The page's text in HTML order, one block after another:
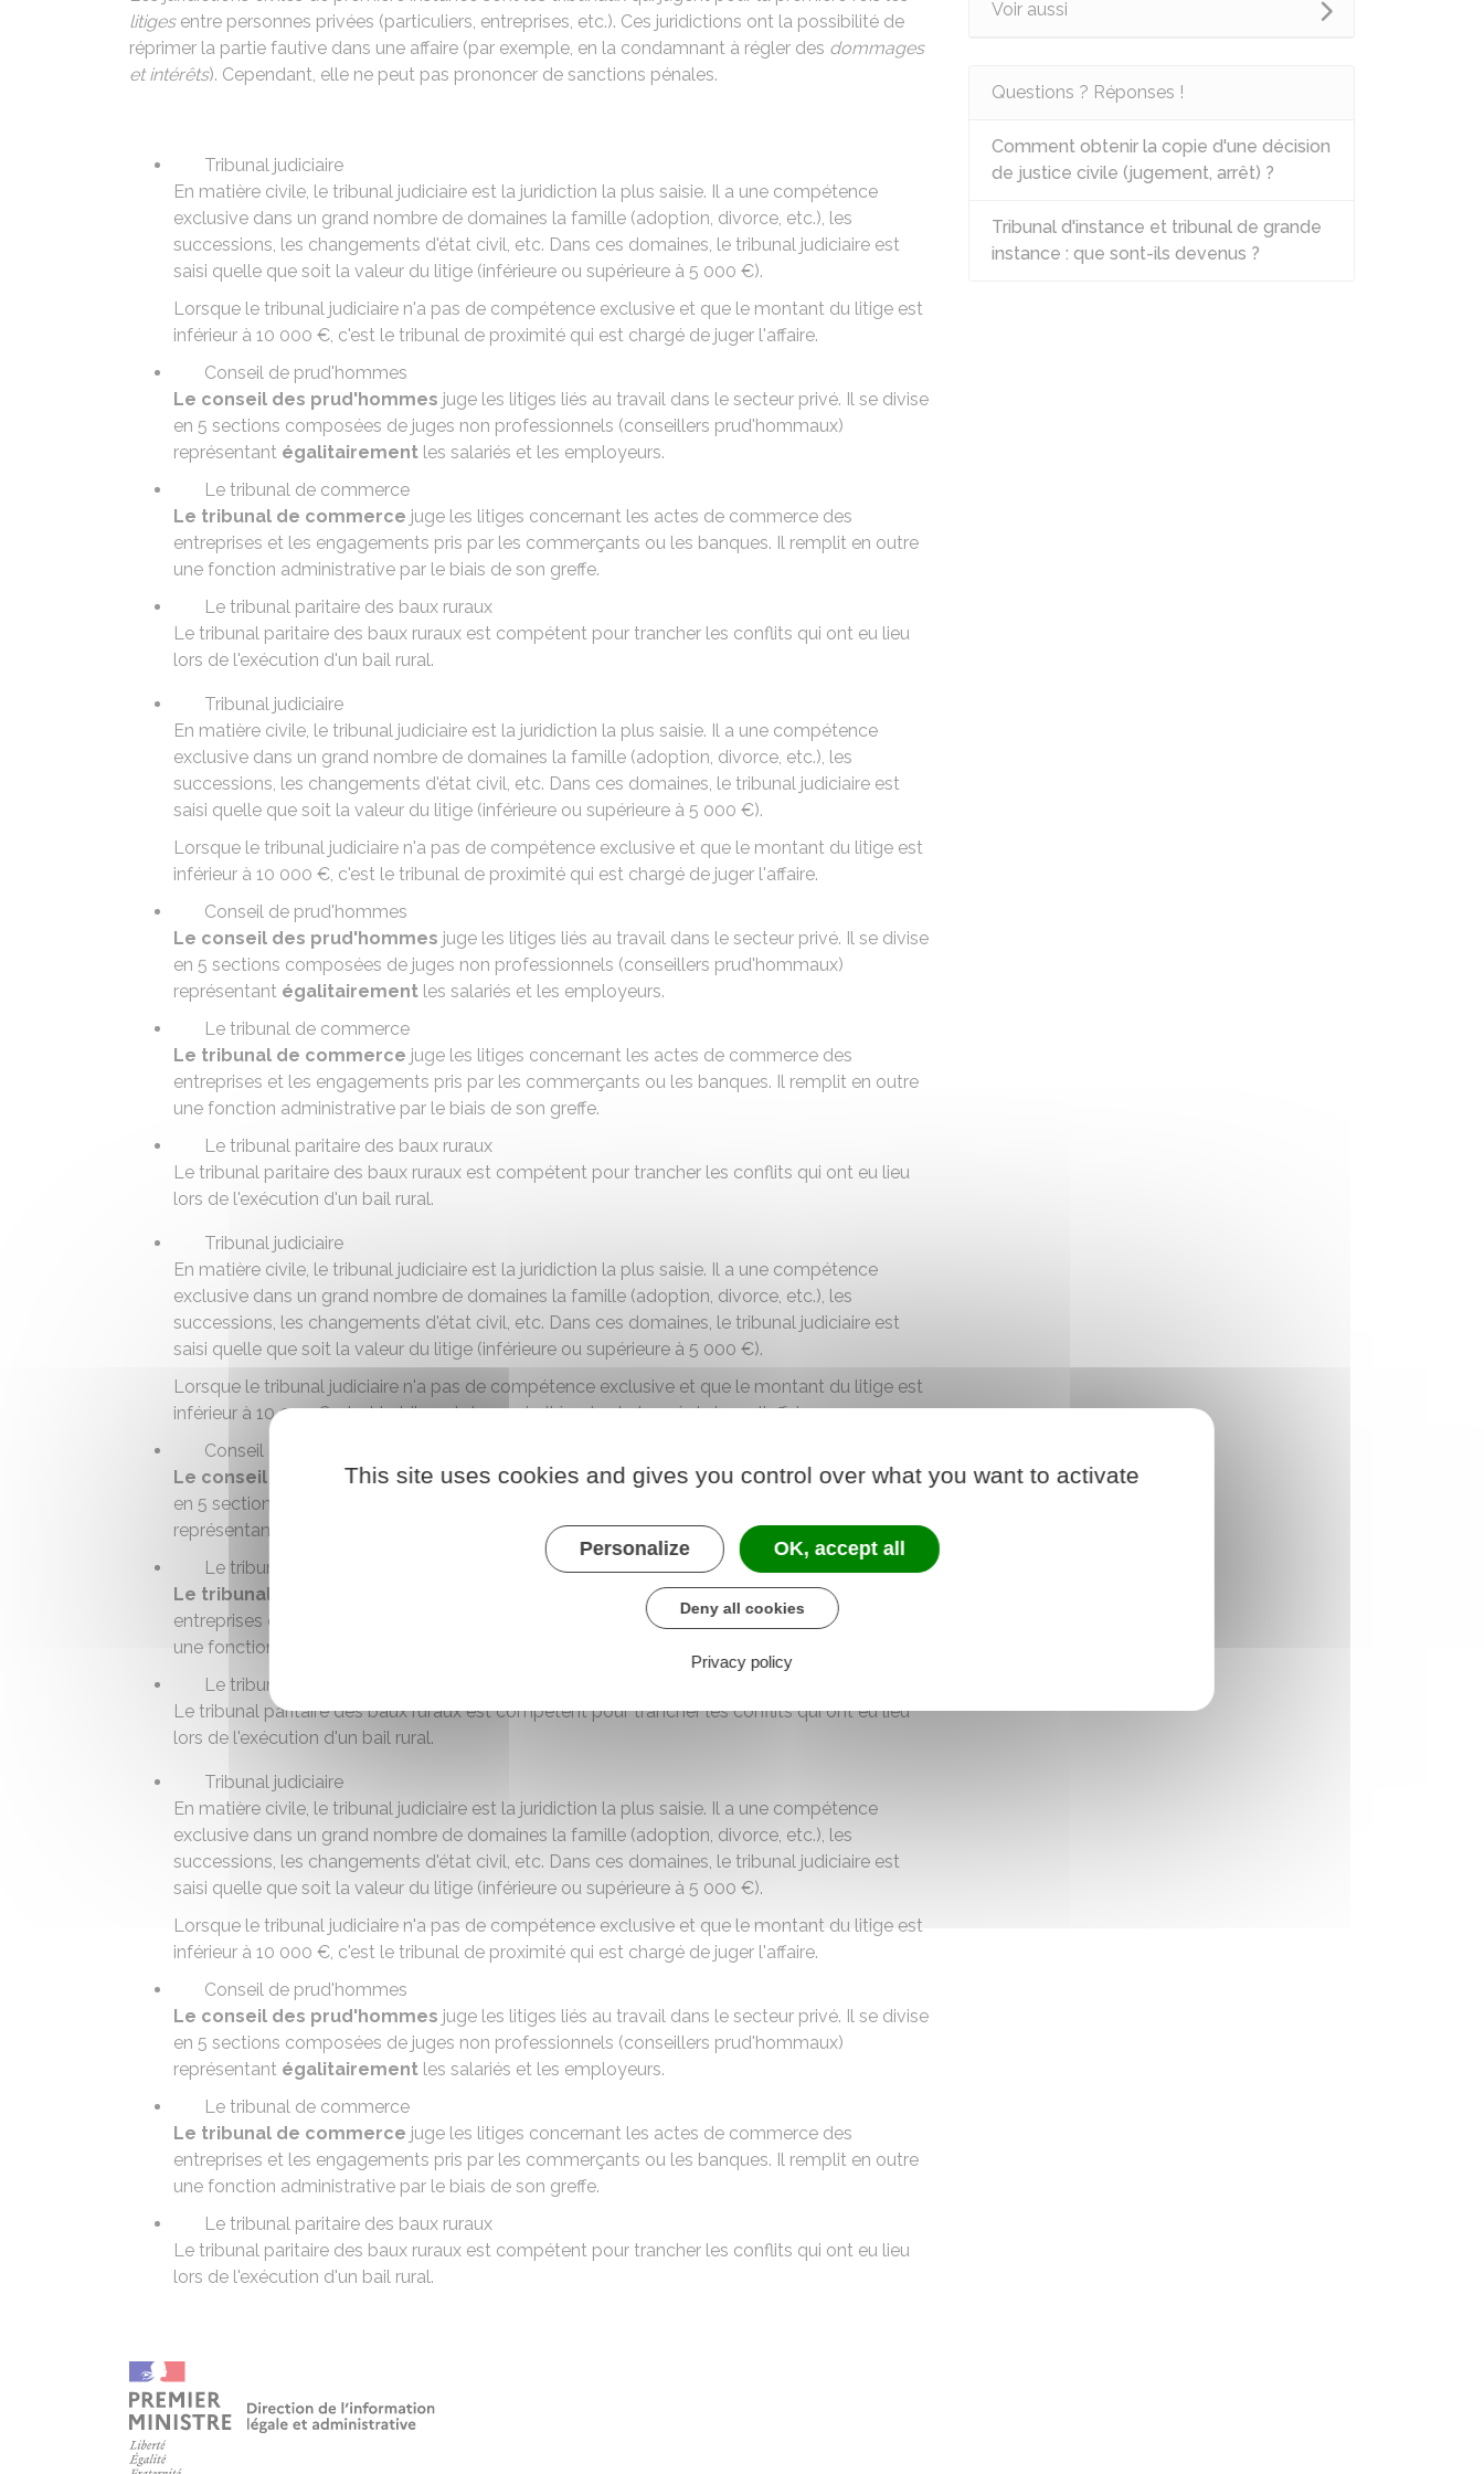
litigesentre personnes privées (particuliers, entreprises, etc.). Ces juridictions ont la possibilité de
réprimer la partie fautive dans une affaire (par exemple, en la condamnant à régler des dommages
et intérêts). Cependant, elle ne peut pas prononcer de sanctions pénales.
Tribunal judiciaire
En matière civile, le tribunal judiciaire est la juridiction la plus saisie. Il a une compétence
exclusive dans un grand nombre de domaines la famille (adoption, divorce, etc.), les
successions, les changements d'état civil, etc. Dans ces domaines, le tribunal judiciaire est
saisi quelle que soit la valeur du litige (inférieure ou supérieure à 5 000 €).
Lorsque le tribunal judiciaire n'a pas de compétence exclusive et que le montant du litige est
inférieur à 10 000 €, c'est le tribunal de proximité qui est chargé de juger l'affaire.
Conseil de prud'hommes
Le conseil des prud'hommes juge les litiges liés au travail dans le secteur privé. Il se divise
en 5 sections composées de juges non professionnels (conseillers prud'hommaux)
représentant égalitairement les salariés et les employeurs.
Le tribunal de commerce
Le tribunal de commerce juge les litiges concernant les actes de commerce des
entreprises et les engagements pris par les commerçants ou les banques. Il remplit en outre
une fonction administrative par le biais de son greffe.
Le tribunal paritaire des baux ruraux
Le tribunal paritaire des baux ruraux est compétent pour trancher les conflits qui ont eu lieu
lors de l'exécution d'un bail rural.
Tribunal judiciaire
En matière civile, le tribunal judiciaire est la juridiction la plus saisie. Il a une compétence
exclusive dans un grand nombre de domaines la famille (adoption, divorce, etc.), les
successions, les changements d'état civil, etc. Dans ces domaines, le tribunal judiciaire est
saisi quelle que soit la valeur du litige (inférieure ou supérieure à 5 000 €).
Lorsque le tribunal judiciaire n'a pas de compétence exclusive et que le montant du litige est
inférieur à 10 000 €, c'est le tribunal de proximité qui est chargé de juger l'affaire.
Conseil de prud'hommes
Le conseil des prud'hommes juge les litiges liés au travail dans le secteur privé. Il se divise
en 5 sections composées de juges non professionnels (conseillers prud'hommaux)
représentant égalitairement les salariés et les employeurs.
Le tribunal de commerce
Le tribunal de commerce juge les litiges concernant les actes de commerce des
entreprises et les engagements pris par les commerçants ou les banques. Il remplit en outre
une fonction administrative par le biais de son greffe.
Le tribunal paritaire des baux ruraux
Le tribunal paritaire des baux ruraux est compétent pour trancher les conflits qui ont eu lieu
lors de l'exécution d'un bail rural.
Tribunal judiciaire
En matière civile, le tribunal judiciaire est la juridiction la plus saisie. Il a une compétence
exclusive dans un grand nombre de domaines la famille (adoption, divorce, etc.), les
successions, les changements d'état civil, etc. Dans ces domaines, le tribunal judiciaire est
saisi quelle que soit la valeur du litige (inférieure ou supérieure à 5 000 €).
Lorsque le tribunal judiciaire n'a pas de compétence exclusive et que le montant du litige est
inférieur à 10 000 €, c'est le tribunal de proximité qui est chargé de juger l'affaire.
Conseil de prud'hommes
Le conseil des prud'hommes juge les litiges liés au travail dans le secteur privé. Il se divise
en 5 sections composées de juges non professionnels (conseillers prud'hommaux)
représentant
les salariés et les employeurs.
Le tribunal de commerce
Le tribunal de commerce
juge les litiges concernant les actes de commerce des
entreprises et les engagements pris par les commerçants ou les banques. Il remplit en outre
une fonction administrative par le biais de son greffe.
Le tribunal paritaire des baux ruraux
Le tribunal paritaire des baux ruraux est compétent pour trancher les conflits qui ont eu lieu
lors de l'exécution d'un bail rural.
Tribunal judiciaire
En matière civile, le tribunal judiciaire est la juridiction la plus saisie. Il a une compétence
exclusive dans un grand nombre de domaines la famille (adoption, divorce, etc.), les
successions, les changements d'état civil, etc. Dans ces domaines, le tribunal judiciaire est
saisi quelle que soit la valeur du litige (inférieure ou supérieure à 5 000 €).
Lorsque le tribunal judiciaire n'a pas de compétence exclusive et que le montant du litige est
inférieur à 10 000 €, c'est le tribunal de proximité qui est chargé de juger l'affaire.
Conseil de prud'hommes
Le conseil des prud'hommes juge les litiges liés au travail dans le secteur privé. Il se divise
en 5 sections composées de juges non professionnels (conseillers prud'hommaux)
représentant égalitairement les salariés et les employeurs.
Le tribunal de commerce
Le tribunal de commerce juge les litiges concernant les actes de commerce des
entreprises et les engagements pris par les commerçants ou les banques. Il remplit en outre
une fonction administrative par le biais de son greffe.
Le tribunal paritaire des baux ruraux
Le tribunal paritaire des baux ruraux est compétent pour trancher les conflits qui ont eu lieu
lors de l'exécution d'un bail rural.
Voir aussi
Questions ? Réponses !
Comment obtenir la copie d'une décision
de justice civile (jugement, arrêt) ?
Tribunal d'instance et tribunal de grande
instance : que sont-ils devenus ?
This site uses cookies and gives you control over what you want to activate
Personalize OK, accept all
Deny all cookies
Privacy policy